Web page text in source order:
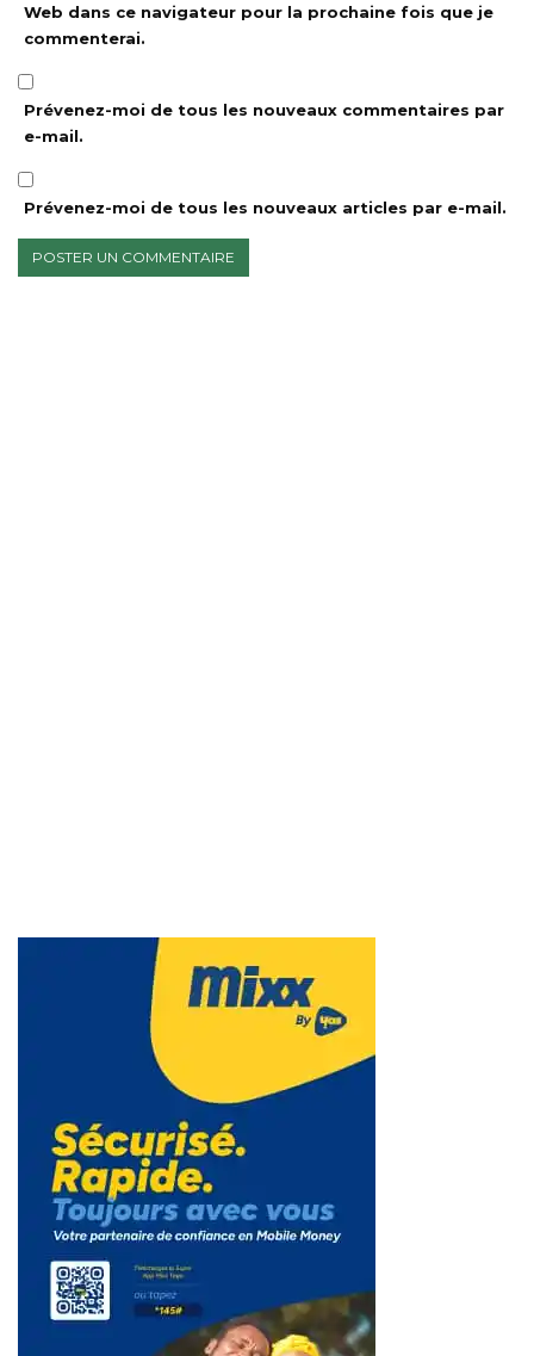
Web dans ce navigateur pour la prochaine fois que je
commenterai.
Prévenez-moi de tous les nouveaux commentaires par
e-mail.
Prévenez-moi de tous les nouveaux articles par e-mail.